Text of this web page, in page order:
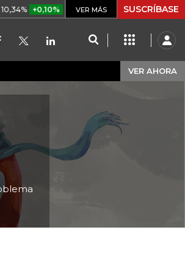
+0,98% UVR $ 416,86 +$ 0,05
VER MÁS SUSCRÍBASE
VER AHORA